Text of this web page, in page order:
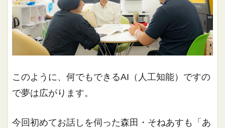
このように、何でもできるAI（人工知能）ですの
で夢は広がります。
今回初めてお話しを伺った森田・そねあすも「あ